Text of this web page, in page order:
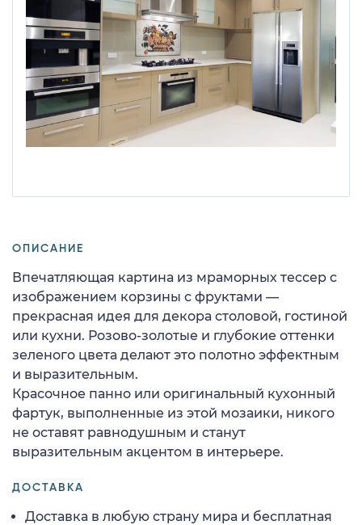
ОПИСАНИЕ
Впечатляющая картина из мраморных тессер с
изображением корзины с фруктами —
прекрасная идея для декора столовой, гостиной
или кухни. Розово-золотые и глубокие оттенки
зеленого цвета делают это полотно эффектным
и выразительным.
Красочное панно или оригинальный кухонный
фартук, выполненные из этой мозаики, никого
не оставят равнодушным и станут
выразительным акцентом в интерьере.
ДОСТАВКА
Доставка в любую страну мира и бесплатная